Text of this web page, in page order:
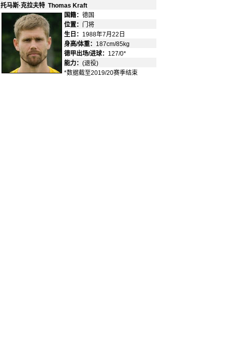
托马斯·克拉夫特 Thomas Kraft
国籍： 德国
位置： 门将
生日： 1988年7月22日
身高/体重： 187cm/85kg
德甲出场/进球： 127/0*
能力： (退役)
*数据截至2019/20赛季结束